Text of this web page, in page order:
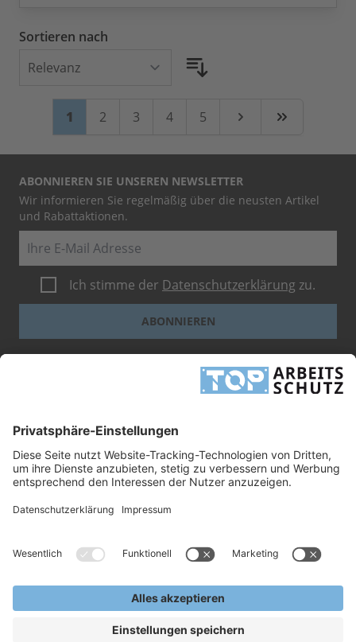
Sortieren nach
Sie lesen gerade Seite
1 Seite
2 Seite
3 Seite
4 Seite
5 Weiter Zuletzt
ABONNIEREN SIE UNSEREN NEWSLETTER
Wir informieren Sie regelmäßig über die neusten Artikel
und Rabattaktionen.
Ich stimme der Datenschutzerklärung zu.
ABONNIEREN
Dieses Formular ist durch reCAPTCHA geschützt - es gelten dieGoogle-
-Geschäftsbedingungen.
UNTERNEHMEN
RECHTLICHES
TOP ARBEITSSCHUTZ GMBH
24568 Kaltenkirchen
Fax +49 41 91/72 26 18-99
www.top-arbeitsschutz.de
Copyright © 2026, TOP Arbeitsschutz GmbH.